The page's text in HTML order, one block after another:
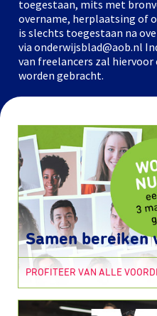
toegestaan, mits met
overname, herplaatsing of
is slechts toegestaan na
via onderwijsblad@aob.nl
van freelancers zal hiervoor
worden gebracht.
Samen bereiken
PROFITEER VAN ALLE